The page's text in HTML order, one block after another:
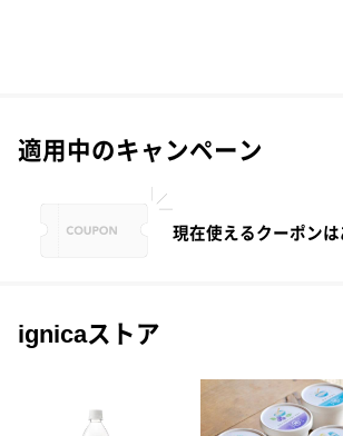
適用中のキャンペーン
現在使えるクーポン
ignicaストア